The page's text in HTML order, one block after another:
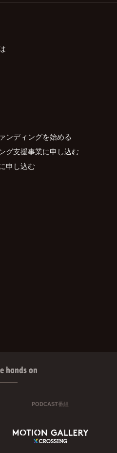
ンディングを始める
グ支援事業に申し込む
申し込む
hands on
PODCAST番組